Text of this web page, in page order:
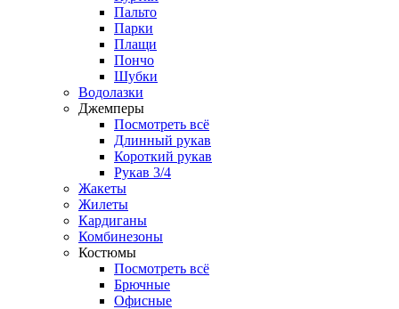
Пальто
Парки
Плащи
Пончо
Шубки
Водолазки
Джемперы
Посмотреть всё
Длинный рукав
Короткий рукав
Рукав 3/4
Жакеты
Жилеты
Кардиганы
Комбинезоны
Костюмы
Посмотреть всё
Брючные
Офисные